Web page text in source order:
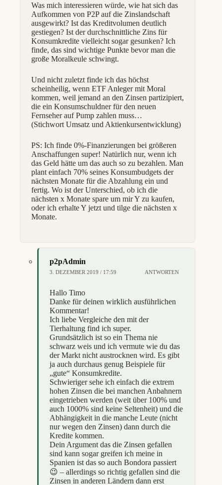
Was mich interessieren würde, wie hat sich das
Aufkommen von P2P auf die Zinslandschaft
ausgewirkt? Ist das Kreditvolumen deutlich
gestiegen? Ist der durchschnittliche Zins für
Konsumkredite vielleicht sogar gesunken? Ich
finde, das sind wichtige Punkte bevor man die
große Moralkeule schwingt.
Und nicht zuletzt finde ich das höchst
scheinheilig, wenn ETF Anleger mit Moral
kommen, weil jemand an den Zinsen partizipiert,
die ein Konsumschuldner für den neuen
Fernseher auf Pump zahlen muss…
(Stichwort Umsatz und Aktienkursentwicklung)
PS: Ich finde 0%-Finanzierungen bei größeren
Anschaffungen super! Natürlich nur, wenn ich
das Geld hätte um das auch so zu bezahlen. Man
plant einfach 70% seines Konsumbudgets der
nächsten Monate für die Abzahlung ein und
fertig. Wo ist der Unterschied, ob ich die
nächsten x Monate spare um mir Y zu kaufen,
oder ich erhalte Y jetzt und tilge die nächsten x
Monate.
p2pAdmin
3. DEZEMBER 2019 / 17:59 ANTWORTEN
Hallo Timo
Danke für deinen wirklich ausführlichen
Kommentar!
Ich liebe Vergleiche den mit der
Tierhaltung find ich super.
Grundsätzlich ist so ein Thema nie
schwarz weis und ich vermute wie du das
der Markt nicht austrocknen wird. Es gibt
ja auch durchaus genug Beispiele für
„gute“ Konsumkredite.
Schwieriger sehe ich einfach die extrem
hohen Zinsen die bei manchen Anbahnern
eingetrieben werden (weit über 100% und
auch 1000% sind keine Seltenheit) und die
Abhängigkeit in die manche Leute (nicht
nur wegen den Zinsen) dann durch die
Kredite kommen.
Dein Argument das die Zinsen gefallen
sind kann sogar greifen ich meine in
Spanien ist das so auch Bondora passiert
😉 – allerdings so richtig gefallen sind die
Zinsen in anderen Ländern dann erst